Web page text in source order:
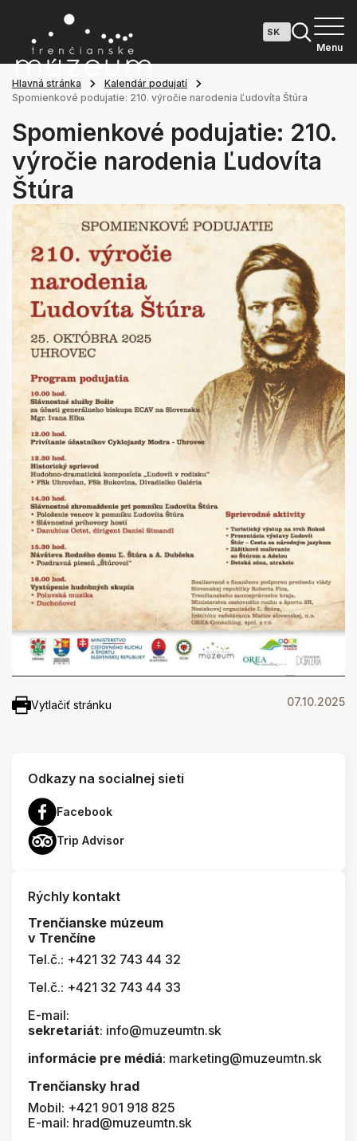
Menu
Hlavná stránka
Kalendár podujatí
Spomienkové podujatie: 210. výročie narodenia Ľudovíta Štúra
Spomienkové podujatie: 210.
výročie narodenia Ľudovíta
Štúra
Vytlačiť stránku 07.10.2025
Odkazy na socialnej sieti
Facebook
Trip Advisor
Rýchly kontakt
Trenčianske múzeum
v Trenčíne
Tel.č.: +421 32 743 44 32
Tel.č.: +421 32 743 44 33
E-mail:
sekretariát: info@muzeumtn.sk
informácie pre médiá: marketing@muzeumtn.sk
Trenčiansky hrad
Mobil: +421 901 918 825
E-mail: hrad@muzeumtn.sk